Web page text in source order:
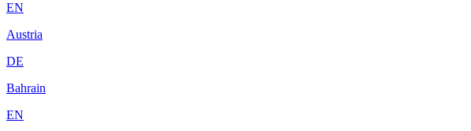
EN
Austria
DE
Bahrain
EN